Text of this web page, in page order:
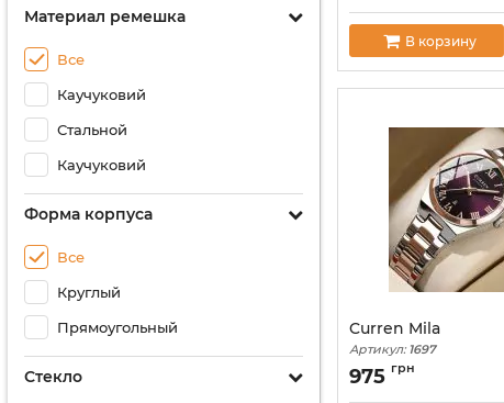
Материал ремешка
Все
Каучуковий
Стальной
Каучуковий
Форма корпуса
Все
Круглый
Прямоугольный
Стекло
В корзину
Curren Mila
Артикул:1697
975 грн